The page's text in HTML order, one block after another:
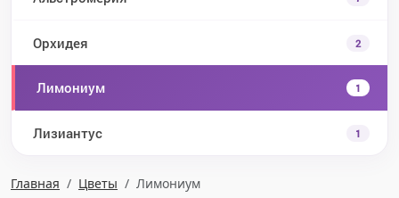
Орхидея 2
Лимониум 1
Лизиантус 1
Главная Цветы Лимониум